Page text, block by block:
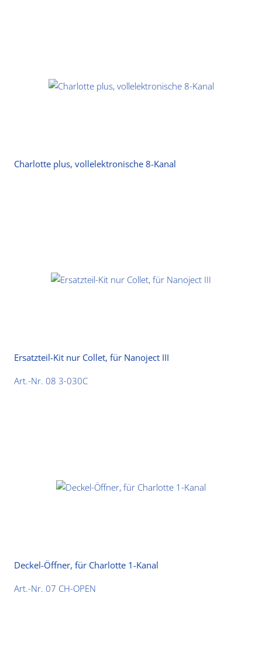
Charlotte plus, vollelektronische 8-Kanal
Ersatzteil-Kit nur Collet, für Nanoject III
Art.-Nr. 08 3-030C
Deckel-Öffner, für Charlotte 1-Kanal
Art.-Nr. 07 CH-OPEN